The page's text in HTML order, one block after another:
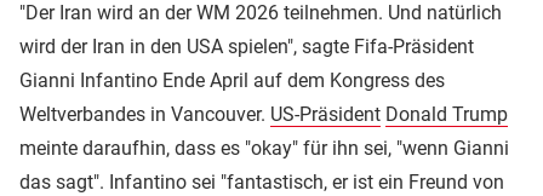
"Der Iran wird an der WM 2026 teilnehmen. Und natürlich
wird der Iran in den USA spielen", sagte Fifa-Präsident
Gianni Infantino Ende April auf dem Kongress des
Weltverbandes in Vancouver. US-Präsident Donald Trump
meinte daraufhin, dass es "okay" für ihn sei, "wenn Gianni
das sagt". Infantino sei "fantastisch, er ist ein Freund von